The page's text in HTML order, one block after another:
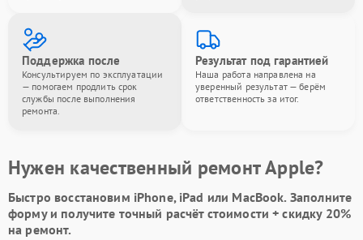
Поддержка после
Консультируем по эксплуатации
— помогаем продлить срок
службы после выполнения
ремонта.
Результат под гарантией
Наша работа направлена на
уверенный результат — берём
ответственность за итог.
Нужен качественный ремонт Apple?
Быстро восстановим iPhone, iPad или MacBook. Заполните
формуи получите точный расчёт стоимости +скидку 20%
на ремонт.